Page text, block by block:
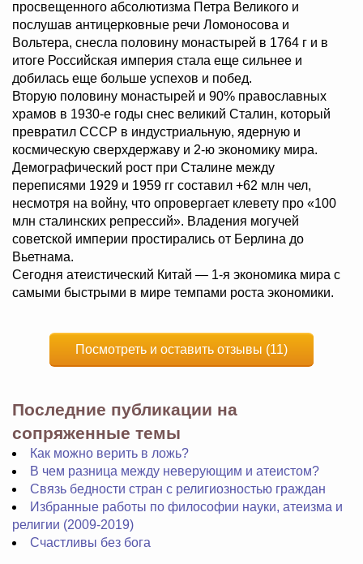
просвещенного абсолютизма Петра Великого и
послушав антицерковные речи Ломоносова и
Вольтера, снесла половину монастырей в 1764 г и в
итоге Российская империя стала еще сильнее и
добилась еще больше успехов и побед.
Вторую половину монастырей и 90% православных
храмов в 1930-е годы снес великий Сталин, который
превратил СССР в индустриальную, ядерную и
космическую сверхдержаву и 2-ю экономику мира.
Демографический рост при Сталине между
переписями 1929 и 1959 гг составил +62 млн чел,
несмотря на войну, что опровергает клевету про «100
млн сталинских репрессий». Владения могучей
советской империи простирались от Берлина до
Вьетнама.
Сегодня атеистический Китай — 1-я экономика мира с
самыми быстрыми в мире темпами роста экономики.
Посмотреть и оставить отзывы (11)
Последние публикации на
сопряженные темы
Как можно верить в ложь?
В чем разница между неверующим и атеистом?
Связь бедности стран с религиозностью граждан
Избранные работы по философии науки, атеизма и
религии (2009-2019)
Счастливы без бога